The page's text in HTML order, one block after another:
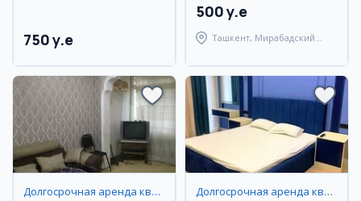
750 y.e
500 y.e
Ташкент, Мирабадский
Долгосрочная аренда квартир Долгосрочная аренда квартир